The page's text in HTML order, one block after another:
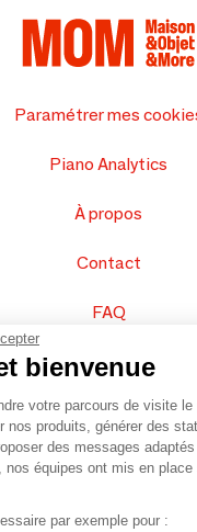
Paramétrer mes
Piano Analytics
À propos
Contact
FAQ
Vendez vos produits
Plan du site
© 2016 –Organisation
bienvenue
votre parcours de visite le
nos produits, générer des
des messages
nos équipes ont mis en
par exemple pour :